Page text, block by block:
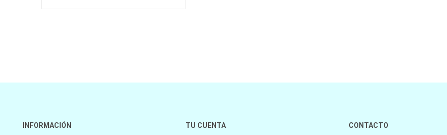
INFORMACIÓN TU CUENTA
CONTACTO